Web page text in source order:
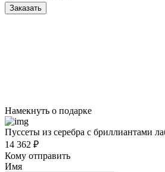
Заказать
Намекнуть о подарке
Пуссеты из серебра с бриллиантами
14 362 ₽
Кому отправить
Имя